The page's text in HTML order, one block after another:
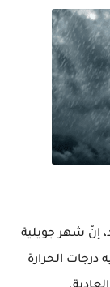
إنّ شهر جويلية
فيه درجات الحرارة